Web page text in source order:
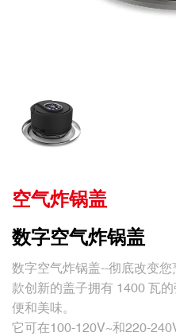
空气炸锅盖
数字空气炸锅盖
数字空气炸锅盖--彻底改变
款创新的盖子拥有 1400 瓦
便和美味。
它可在100-120V~和220-